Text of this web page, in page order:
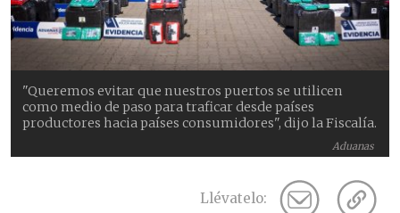
Aduanas
"Queremos evitar que nuestros puertos se utilicen
como medio de paso para traficar desde países
productores hacia países consumidores", dijo la Fiscalía.
Llévatelo: